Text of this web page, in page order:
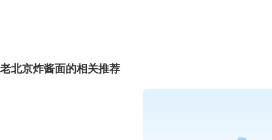
老北京炸酱面的相关推荐